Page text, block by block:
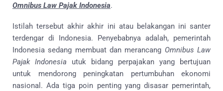
Omnibus Law Pajak Indonesia.
Istilah tersebut akhir akhir ini atau belakangan ini santer
terdengar di Indonesia. Penyebabnya adalah, pemerintah
Indonesia sedang membuat dan merancang Omnibus Law
Pajak Indonesia utuk bidang perpajakan yang bertujuan
untuk mendorong peningkatan pertumbuhan ekonomi
nasional. Ada tiga poin penting yang disasar pemerintah,